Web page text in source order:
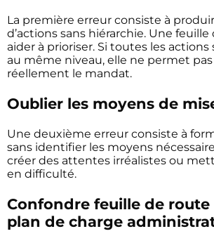
La première erreur consiste à
d’actions sans hiérarchie. Une
aider à prioriser. Si toutes les
au même niveau, elle ne permet
réellement le mandat.
Oublier les moyens de
Une deuxième erreur consiste à
sans identifier les moyens
créer des attentes irréalistes ou
en difficulté.
Confondre feuille de
plan de charge